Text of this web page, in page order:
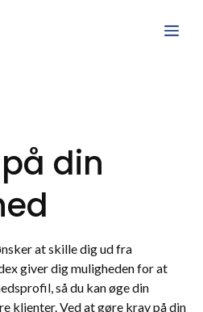
din
at skille dig ud fra
giver dig muligheden for at
så du kan øge din
klienter. Ved at gøre krav på din